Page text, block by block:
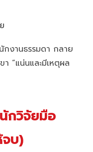
กงานธรรมดา กลาย
า “แน่นและมีเหตุผล
กวิจัยมือ
จบ)